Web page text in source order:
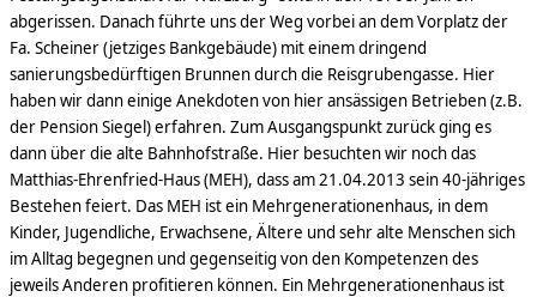
abgerissen. Danach führte uns der Weg vorbei an dem Vorplatz der
Fa. Scheiner (jetziges Bankgebäude) mit einem dringend
sanierungsbedürftigen Brunnen durch die Reisgrubengasse. Hier
haben wir dann einige Anekdoten von hier ansässigen Betrieben (z.B.
der Pension Siegel) erfahren. Zum Ausgangspunkt zurück ging es
dann über die alte Bahnhofstraße. Hier besuchten wir noch das
Matthias-Ehrenfried-Haus (MEH), dass am 21.04.2013 sein 40-jähriges
Bestehen feiert. Das MEH ist ein Mehrgenerationenhaus, in dem
Kinder, Jugendliche, Erwachsene, Ältere und sehr alte Menschen sich
im Alltag begegnen und gegenseitig von den Kompetenzen des
jeweils Anderen profitieren können. Ein Mehrgenerationenhaus ist